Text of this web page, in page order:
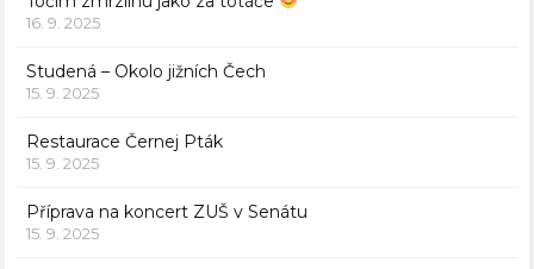
16. 9. 2025
Studená – Okolo jižních Čech
15. 9. 2025
Restaurace Černej Pták
15. 9. 2025
Příprava na koncert ZUŠ v Senátu
15. 9. 2025